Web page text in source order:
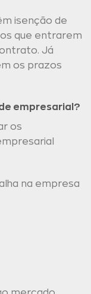
isenção de
que entrarem
Já
os prazos
empresarial?
os
na empresa